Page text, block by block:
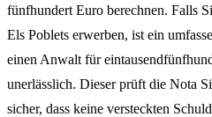
fünfhundert Euro berechnen. Falls
Els Poblets erwerben, ist ein
einen Anwalt für
unerlässlich. Dieser prüft die Nota
sicher, dass keine versteckten